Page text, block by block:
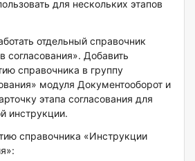
для нескольких этапов
отдельный справочник
согласования». Добавить
справочника в группу
модуля Документооборот и
этапа согласования для
инструкции.
справочника «Инструкции